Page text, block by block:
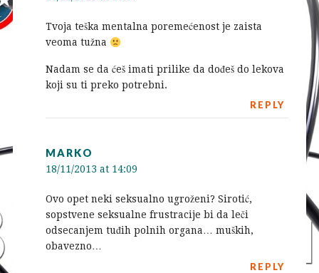
Tvoja teška mentalna poremećenost je zaista
veoma tužna
Nadam se da ćeš imati prilike da dođeš do lekova
koji su ti preko potrebni.
REPLY
MARKO
18/11/2013 at 14:09
Ovo opet neki seksualno ugroženi? Sirotić,
sopstvene seksualne frustracije bi da leči
odsecanjem tuđih polnih organa… muških,
obavezno…
REPLY